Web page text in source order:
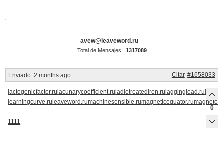
avew@leaveword.ru
Total de Mensajes: 1317089
Enviado: 2 months ago #1658033
Citar
lactogenicfactor.rulacunarycoefficient.ruladletreatediron.rulaggingload.ru
learningcurve.ruleaveword.rumachinesensible.rumagneticequator.ru
1111
0